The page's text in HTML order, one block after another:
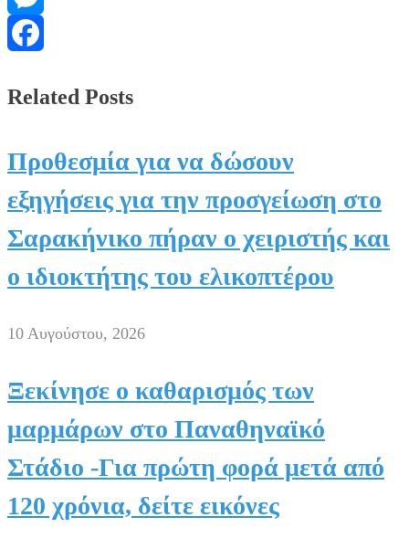
Messenger
Related Posts
Προθεσμία για να δώσουν
εξηγήσεις για την προσγείωση στο
Σαρακήνικο πήραν ο χειριστής και
ο ιδιοκτήτης του ελικοπτέρου
10 Αυγούστου, 2026
Ξεκίνησε ο καθαρισμός των
μαρμάρων στο Παναθηναϊκό
Στάδιο -Για πρώτη φορά μετά από
120 χρόνια, δείτε εικόνες